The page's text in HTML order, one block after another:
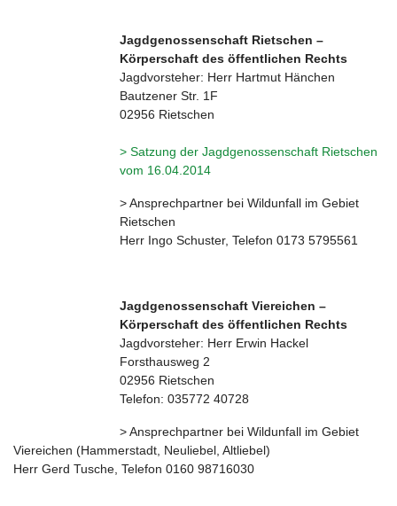
Jagdgenossenschaft Rietschen –
Körperschaft des öffentlichen Rechts
Jagdvorsteher: Herr Hartmut Hänchen
Bautzener Str. 1F
02956 Rietschen
> Satzung der Jagdgenossenschaft Rietschen
vom 16.04.2014
> Ansprechpartner bei Wildunfall im Gebiet
Rietschen
Herr Ingo Schuster, Telefon 0173 5795561
Jagdgenossenschaft Viereichen –
Körperschaft des öffentlichen Rechts
Jagdvorsteher: Herr Erwin Hackel
Forsthausweg 2
02956 Rietschen
Telefon: 035772 40728
> Ansprechpartner bei Wildunfall im Gebiet
Viereichen (Hammerstadt, Neuliebel, Altliebel)
Herr Gerd Tusche, Telefon 0160 98716030